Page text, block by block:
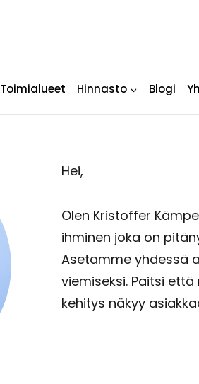
Toimialueet Hinnasto Blogi
Hei,
Olen Kristoffer
ihminen joka on
Asetamme yhdessä
viemiseksi. Paitsi
kehitys näkyy